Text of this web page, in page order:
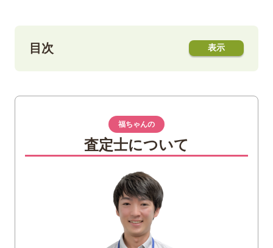
目次
【素材別】エレキギターの弦の特徴
ステンレス
【太さ別】エレキギターの弦の特徴
福ちゃんの
査定士について